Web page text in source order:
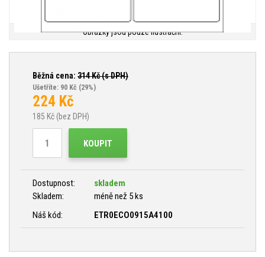
Obrázky jsou pouze ilustrační.
Běžná cena: 314Kč (s DPH)
Ušetříte: 90 Kč (29%)
224 Kč
185 Kč (bez DPH)
KOUPIT
Dostupnost:
skladem
Skladem:
méně než 5 ks
Náš kód:
ETR0ECO0915A4100